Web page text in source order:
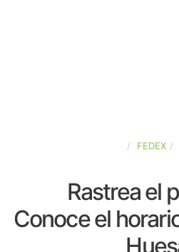
FEDEX
Rastrea el
Conoce el